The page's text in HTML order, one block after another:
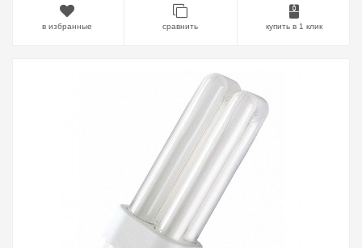
в избранные сравнить купить в 1 клик